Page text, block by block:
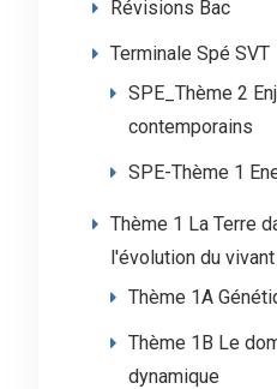
Révisions Bac
Terminale Spé SVT
SPE_Thème 2
contemporains
SPE-Thème 1
Thème 1 La Terre
l'évolution du vivant
Thème 1A
Thème 1B Le
dynamique